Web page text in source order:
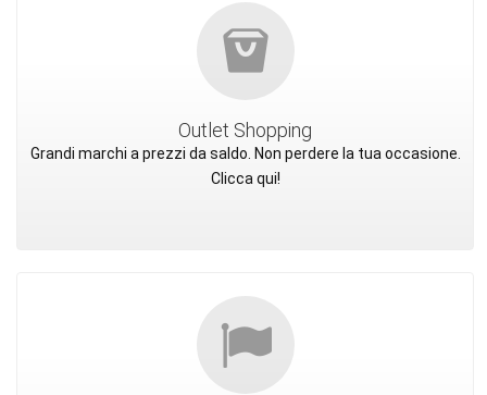
Outlet Shopping
Grandi marchi a prezzi da saldo. Non perdere la tua occasione.
Clicca qui!